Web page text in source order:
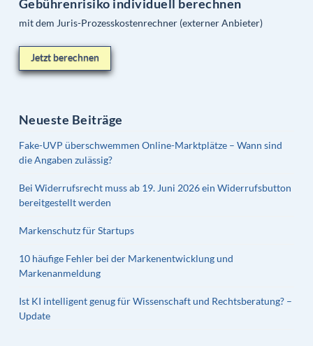
Gebührenrisiko individuell berechnen
mit dem Juris-Prozesskostenrechner (externer Anbieter)
Jetzt berechnen
Neueste Beiträge
Fake-UVP überschwemmen Online-Marktplätze – Wann sind
die Angaben zulässig?
Bei Widerrufsrecht muss ab 19. Juni 2026 ein Widerrufsbutton
bereitgestellt werden
Markenschutz für Startups
10 häufige Fehler bei der Markenentwicklung und
Markenanmeldung
Ist KI intelligent genug für Wissenschaft und Rechtsberatung? –
Update